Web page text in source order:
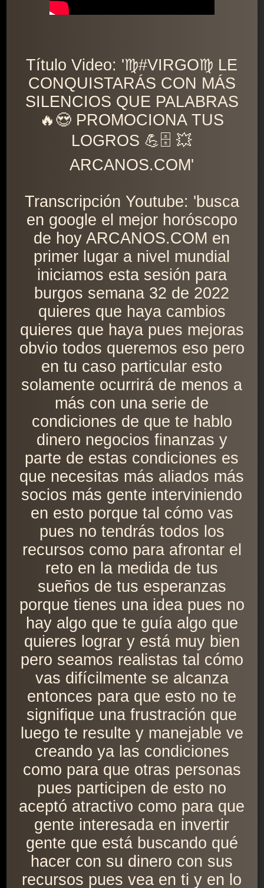
Título Video: '♍️#VIRGO♍️ LE
CONQUISTARÁS CON MÁS
SILENCIOS QUE PALABRAS
🔥😍 PROMOCIONA TUS
LOGROS 💪🗄 💥
ARCANOS.COM'
Transcripción Youtube: 'busca
en google el mejor horóscopo
de hoy ARCANOS.COM en
primer lugar a nivel mundial
iniciamos esta sesión para
burgos semana 32 de 2022
quieres que haya cambios
quieres que haya pues mejoras
obvio todos queremos eso pero
en tu caso particular esto
solamente ocurrirá de menos a
más con una serie de
condiciones de que te hablo
dinero negocios finanzas y
parte de estas condiciones es
que necesitas más aliados más
socios más gente interviniendo
en esto porque tal cómo vas
pues no tendrás todos los
recursos como para afrontar el
reto en la medida de tus
sueños de tus esperanzas
porque tienes una idea pues no
hay algo que te guía algo que
quieres lograr y está muy bien
pero seamos realistas tal cómo
vas difícilmente se alcanza
entonces para que esto no te
signifique una frustración que
luego te resulte y manejable ve
creando ya las condiciones
como para que otras personas
pues participen de esto no
aceptó atractivo como para que
gente interesada en invertir
gente que está buscando qué
hacer con su dinero con sus
recursos pues vea en ti y en lo